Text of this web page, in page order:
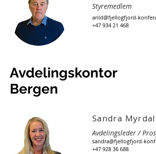
Styremedlem
arild@fjellogfjord-
+47 934 21 468
Avdelingskontor
Bergen
Sandra Myrdal
Avdelingsleder /
sandra@fjellogfjord-
+47 928 36 688